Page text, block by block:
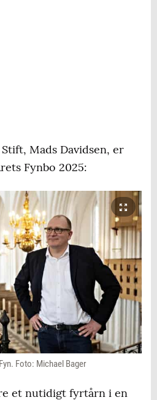
Mads Davidsen, er
Fynbo 2025:
Foto: Michael Bager
et nutidigt fyrtårn i en